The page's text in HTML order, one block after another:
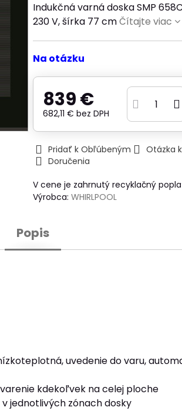
Indukčná varná doska SMP
230 V, šírka 77 cmČítajte viac
Na otázku
839 €
682,11 €bez DPH
Pridať k Obľúbeným Otázka
Doručenia
V cene je zahrnutý recyklačný
Výrobca:WHIRLPOOL
Popis
uvedenie do varu,
kdekoľvek na celej ploche
jednotlivých zónach dosky